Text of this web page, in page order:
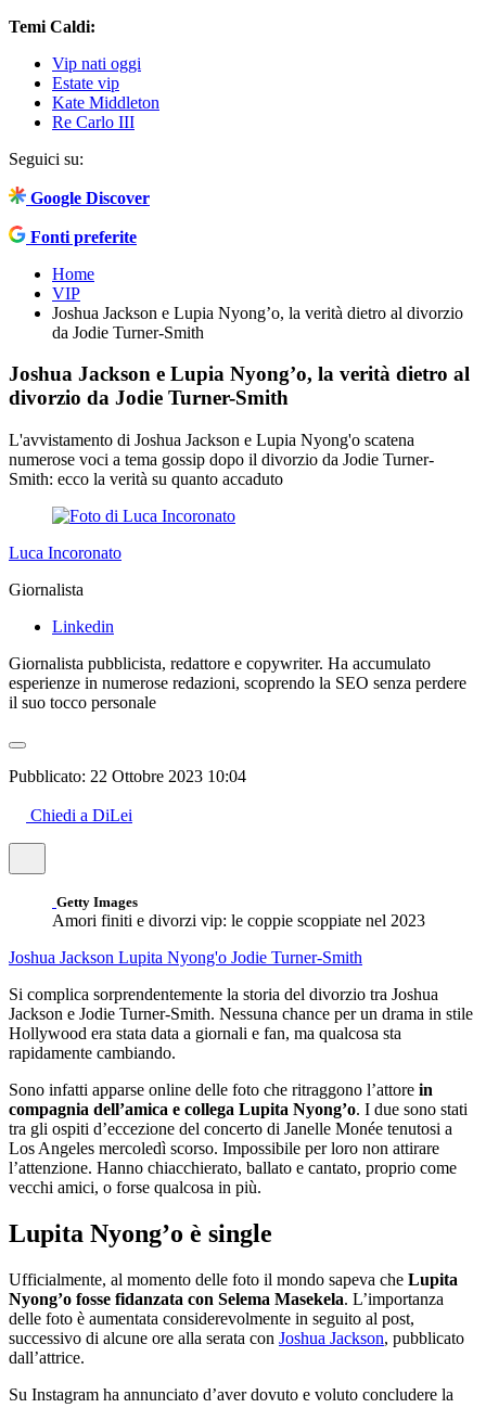
Temi Caldi:
Vip nati oggi
Estate vip
Kate Middleton
Re Carlo III
Seguici su:
Google Discover
Fonti preferite
Home
VIP
Joshua Jackson e Lupia Nyong’o, la verità dietro al divorzio
da Jodie Turner-Smith
Joshua Jackson e Lupia Nyong’o, la verità dietro al
divorzio da Jodie Turner-Smith
L'avvistamento di Joshua Jackson e Lupia Nyong'o scatena
numerose voci a tema gossip dopo il divorzio da Jodie Turner-
Smith: ecco la verità su quanto accaduto
Luca Incoronato
Giornalista
Linkedin
Giornalista pubblicista, redattore e copywriter. Ha accumulato
esperienze in numerose redazioni, scoprendo la SEO senza perdere
il suo tocco personale
Pubblicato: 22 Ottobre 2023 10:04
Chiedi a DiLei
Getty Images
Amori finiti e divorzi vip: le coppie scoppiate nel 2023
Joshua Jackson Lupita Nyong'o Jodie Turner-Smith
Si complica sorprendentemente la storia del divorzio tra Joshua
Jackson e Jodie Turner-Smith. Nessuna chance per un drama in stile
Hollywood era stata data a giornali e fan, ma qualcosa sta
rapidamente cambiando.
Sono infatti apparse online delle foto che ritraggono l’attore in
compagnia dell’amica e collega Lupita Nyong’o. I due sono stati
tra gli ospiti d’eccezione del concerto di Janelle Monée tenutosi a
Los Angeles mercoledì scorso. Impossibile per loro non attirare
l’attenzione. Hanno chiacchierato, ballato e cantato, proprio come
vecchi amici, o forse qualcosa in più.
Lupita Nyong’o è single
Ufficialmente, al momento delle foto il mondo sapeva che Lupita
Nyong’o fosse fidanzata con Selema Masekela. L’importanza
delle foto è aumentata considerevolmente in seguito al post,
successivo di alcune ore alla serata con Joshua Jackson, pubblicato
dall’attrice.
Su Instagram ha annunciato d’aver dovuto e voluto concludere la